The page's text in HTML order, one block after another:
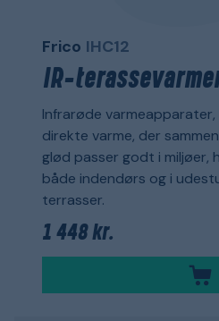
Frico IHC12
IR-
Infrarøde
direkte varme, der
glød passer godt i miljøer,
både indendørs og i
terrasser.
1 448 kr.